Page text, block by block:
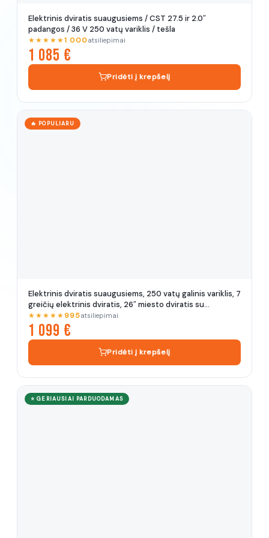
Elektrinis dviratis suaugusiems / CST 27.5 ir 2.0″
padangos / 36 V 250 vatų variklis / tešla
★★★★★1 000atsiliepimai
1 085 €
Pridėti į krepšelį
🔥 POPULIARU
Elektrinis dviratis suaugusiems, 250 vatų galinis variklis, 7
greičių elektrinis dviratis, 26″ miesto dviratis su
autonomija
★★★★★995atsiliepimai
1 099 €
Pridėti į krepšelį
⭐ GERIAUSIAI PARDUODAMAS